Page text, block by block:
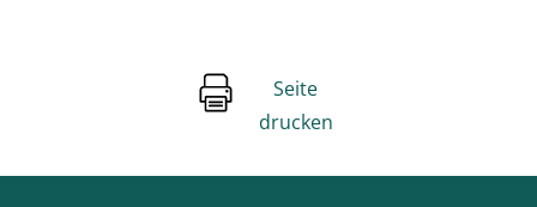
Seite
drucken